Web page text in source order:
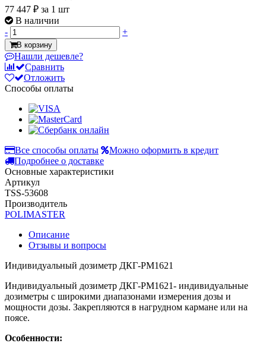
77 447 ₽ за 1 шт
В наличии
-
+
В корзину
Нашли дешевле?
Сравнить
Отложить
Способы оплаты
Все способы оплаты
Можно оформить в кредит
Подробнее о доставке
Основные характеристики
Артикул
TSS-53608
Производитель
POLIMASTER
Описание
Отзывы и вопросы
Индивидуальный дозиметр ДКГ-PM1621
Индивидуальный дозиметр ДКГ-PM1621- индивидуальные
дозиметры с широкими диапазонами измерения дозы и
мощности дозы. Закрепляются в нагрудном кармане или на
поясе.
Особенности: